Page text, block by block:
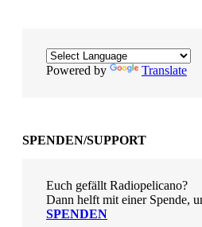
Powered by Translate
SPENDEN/SUPPORT
Euch gefällt Radiopelicano?
Dann helft mit einer Spende,
SPENDEN